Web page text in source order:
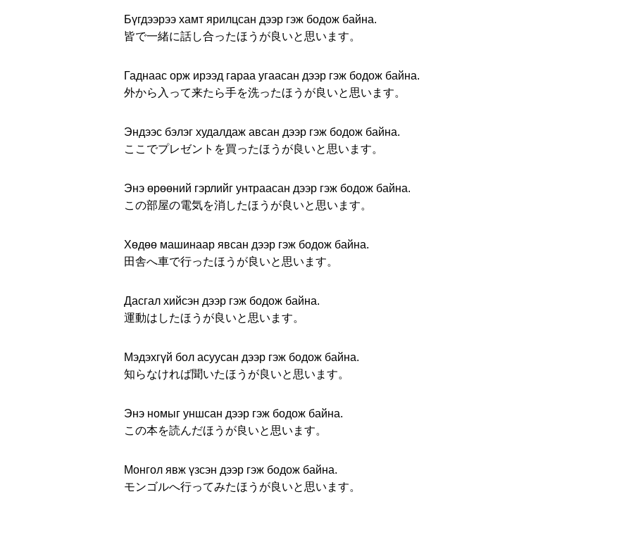
Бүгдээрээ хамт ярилцсан дээр гэж бодож байна.
皆で一緒に話し合ったほうが良いと思います。
Гаднаас орж ирээд гараа угаасан дээр гэж бодож байна.
外から入って来たら手を洗ったほうが良いと思います。
Эндээс бэлэг худалдаж авсан дээр гэж бодож байна.
ここでプレゼントを買ったほうが良いと思います。
Энэ өрөөний гэрлийг унтраасан дээр гэж бодож байна.
この部屋の電気を消したほうが良いと思います。
Хөдөө машинаар явсан дээр гэж бодож байна.
田舎へ車で行ったほうが良いと思います。
Дасгал хийсэн дээр гэж бодож байна.
運動はしたほうが良いと思います。
Мэдэхгүй бол асуусан дээр гэж бодож байна.
知らなければ聞いたほうが良いと思います。
Энэ номыг уншсан дээр гэж бодож байна.
この本を読んだほうが良いと思います。
Монгол явж үзсэн дээр гэж бодож байна.
モンゴルへ行ってみたほうが良いと思います。